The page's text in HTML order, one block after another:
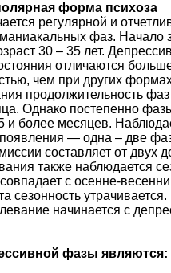
форма психоза
регулярной и
фаз. Начало
30 – 35 лет.
отличаются
чем при других
продолжительность фаз
Однако постепенно
и более месяцев.
появления — одна – две
составляет от двух
также наблюдается
с осенне-
сезонность утрачивается.
начинается с
фазы являются: